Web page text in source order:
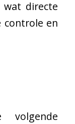
directe
controle en